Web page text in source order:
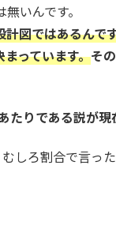
いんです。
図ではあるんで
っています。そ
りである説が現
しろ割合で言っ